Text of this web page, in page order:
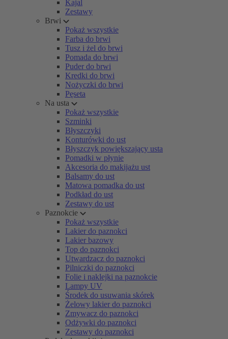
Kajal
Zestawy
Brwi
Pokaż wszystkie
Farba do brwi
Tusz i żel do brwi
Pomada do brwi
Puder do brwi
Kredki do brwi
Nożyczki do brwi
Pęseta
Na usta
Pokaż wszystkie
Szminki
Błyszczyki
Konturówki do ust
Błyszczyk powiększający usta
Pomadki w płynie
Akcesoria do makijażu ust
Balsamy do ust
Matowa pomadka do ust
Podkład do ust
Zestawy do ust
Paznokcie
Pokaż wszystkie
Lakier do paznokci
Lakier bazowy
Top do paznokci
Utwardzacz do paznokci
Pilniczki do paznokci
Folie i naklejki na paznokcie
Lampy UV
Środek do usuwania skórek
Żelowy lakier do paznokci
Zmywacz do paznokci
Odżywki do paznokci
Zestawy do paznokci